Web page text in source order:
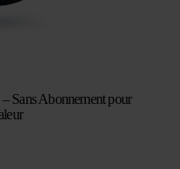
Sans Abonnement pour